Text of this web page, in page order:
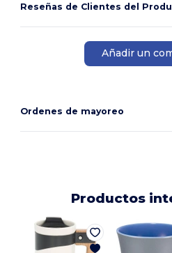
Reseñas de Clientes del
Añadir un
Ordenes de mayoreo
Productos